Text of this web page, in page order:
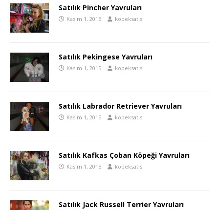
Satılık Pincher Yavruları
Kasım 1, 2015 kopeksatis
Satılık Pekingese Yavruları
Kasım 1, 2015 kopeksatis
Satılık Labrador Retriever Yavruları
Kasım 1, 2015 kopeksatis
Satılık Kafkas Çoban Köpeği Yavruları
Kasım 1, 2015 kopeksatis
Satılık Jack Russell Terrier Yavruları